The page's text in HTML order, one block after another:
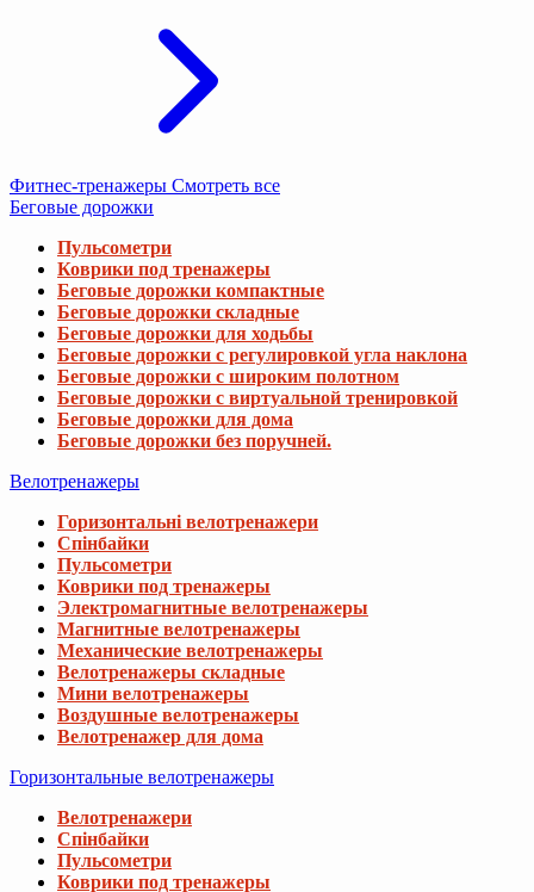
Фитнес-тренажеры Смотреть все
Беговые дорожки
Пульсометри
Коврики под тренажеры
Беговые дорожки компактные
Беговые дорожки складные
Беговые дорожки для ходьбы
Беговые дорожки с регулировкой угла наклона
Беговые дорожки с широким полотном
Беговые дорожки с виртуальной тренировкой
Беговые дорожки для дома
Беговые дорожки без поручней.
Велотренажеры
Горизонтальні велотренажери
Спінбайки
Пульсометри
Коврики под тренажеры
Электромагнитные велотренажеры
Магнитные велотренажеры
Механические велотренажеры
Велотренажеры складные
Мини велотренажеры
Воздушные велотренажеры
Велотренажер для дома
Горизонтальные велотренажеры
Велотренажери
Спінбайки
Пульсометри
Коврики под тренажеры